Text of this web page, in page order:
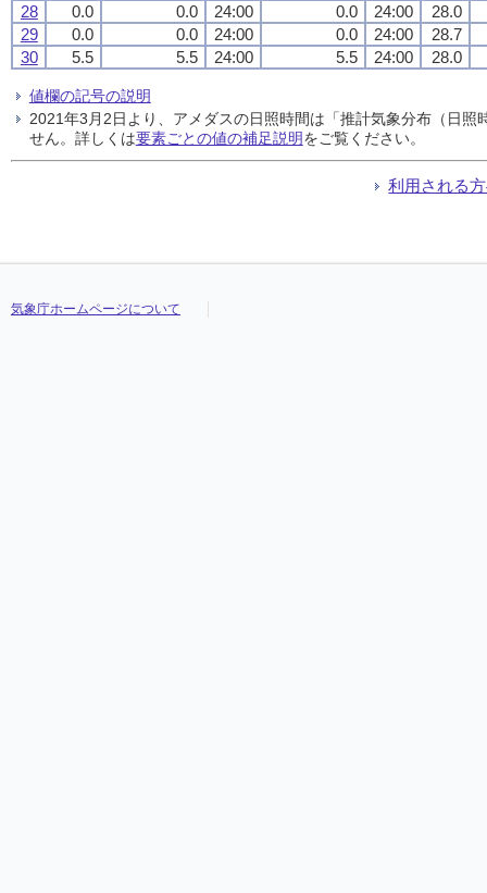
28
0.0 0.0 24:00 0.0 24:00
28.0
29
0.0 0.0 24:00 0.0 24:00
28.7
30
5.5 5.5 24:00 5.5 24:00 28.0
値欄の記号の説明
2021年3月2日より、アメダスの日照時間は「推計気象分布（日
せん。詳しくは要素ごとの値の補足説明をご覧ください。
利用される
気象庁ホームページについて